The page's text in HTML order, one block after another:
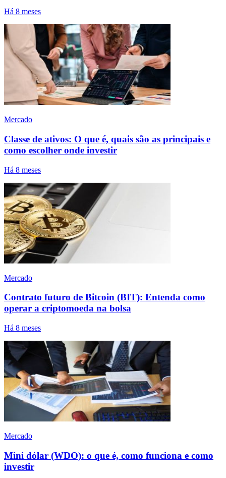
Há 8 meses
Mercado
Classe de ativos: O que é, quais são as principais e
como escolher onde investir
Há 8 meses
Mercado
Contrato futuro de Bitcoin (BIT): Entenda como
operar a criptomoeda na bolsa
Há 8 meses
Mercado
Mini dólar (WDO): o que é, como funciona e como
investir